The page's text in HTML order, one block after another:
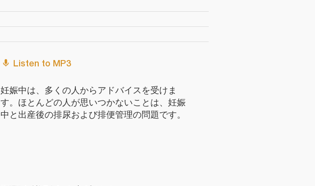
Listen to MP3
妊娠中は、多くの人からアドバイスを受けま
す。ほとんどの人が思いつかないことは、妊娠
中と出産後の排尿および排便管理の問題です。